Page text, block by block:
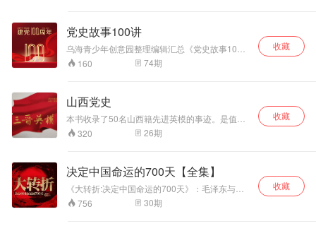
党史故事100讲
乌海青少年创意园整理编辑汇总《党史故事100
讲》 以党的百年发展历程为顺序，以党的重大事
件为线索，以不同时期的典型事例、历史人物、
煌成就，带您重温中国共产党传奇的建党历程。
百年前，中国共产党打破了坚冰，今天，用火炬
照亮征程。“征途漫漫，惟有奋斗。”一个生机盎然
的社会主义中国已经巍然屹立在世界东方，14亿
中国人民正在中国特色社会主义伟大旗帜指引下
国经济社会发展的指导方针、发展目标、重大战
略和重要任务，为在全面建成小康社会之后，开
启全面建设社会主义现代化国家新征程展现了一
幅更加美好的画卷。
160 74期
收藏
山西党史
本书收录了50名山西籍先进英模的事迹。是值得
我们尊崇、学习的楷模和榜样。
320 26期
收藏
决定中国命运的700天【全集】
《大转折:决定中国命运的700天》：毛泽东与蒋
介石的700天生死对决。著名作家邓贤最新力
作。主要讲述了新中国成立前，在决定中国命运
756 30期
收藏